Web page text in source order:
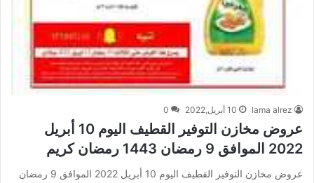
lama alrez 10 أبريل,2022 0
عروض مخازن التوفير القطيف اليوم 10 أبريل
2022 الموافق 9 رمضان 1443 رمضان كريم
عروض مخازن التوفير القطيف اليوم 10 أبريل 2022 الموافق 9 رمضان